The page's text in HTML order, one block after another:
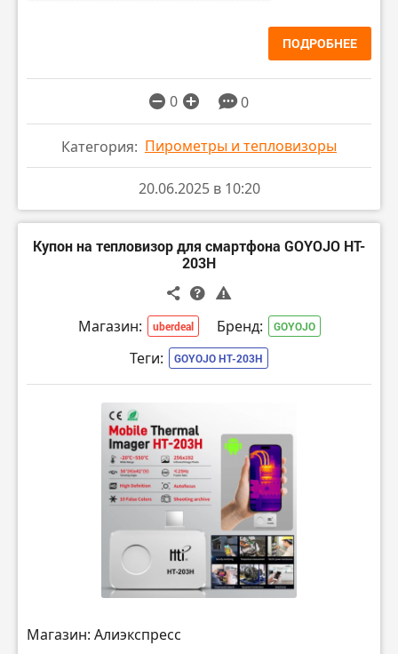
ПОДРОБНЕЕ
0 0
Категория: Пирометры и тепловизоры
20.06.2025 в 10:20
Купон на тепловизор для смартфона GOYOJO HT-
203H
Магазин: uberdeal Бренд: GOYOJO
Теги: GOYOJO HT-203H
Магазин: Алиэкспресс